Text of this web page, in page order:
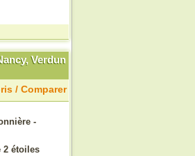
Verdun
/ Comparer
-
2 étoiles